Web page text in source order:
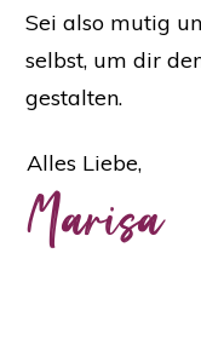
Sei also mutig
selbst, um dir
gestalten.
Alles Liebe,
Marisa